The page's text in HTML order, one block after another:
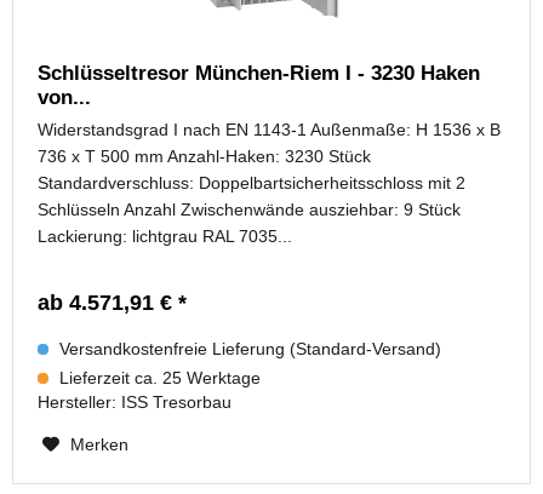
Schlüsseltresor München-Riem I - 3230 Haken
von...
Widerstandsgrad I nach EN 1143-1 Außenmaße: H 1536 x B
736 x T 500 mm Anzahl-Haken: 3230 Stück
Standardverschluss: Doppelbartsicherheitsschloss mit 2
Schlüsseln Anzahl Zwischenwände ausziehbar: 9 Stück
Lackierung: lichtgrau RAL 7035...
ab 4.571,91 € *
Versandkostenfreie Lieferung (Standard-Versand)
Lieferzeit ca. 25 Werktage
Hersteller: ISS Tresorbau
Merken